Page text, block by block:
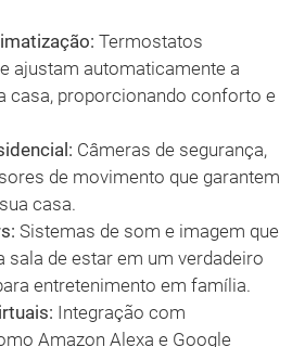
Termostatos
ajustam automaticamente a
casa, proporcionando conforto e
Câmeras de segurança,
de movimento que garantem
casa.
Sistemas de som e imagem que
sala de estar em um verdadeiro
entretenimento em família.
Integração com
Amazon Alexa e Google